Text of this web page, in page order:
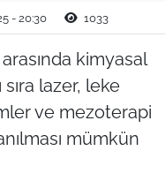
- 20:30 1033
kimyasal
lazer, leke
ve mezoterapi
mümkün